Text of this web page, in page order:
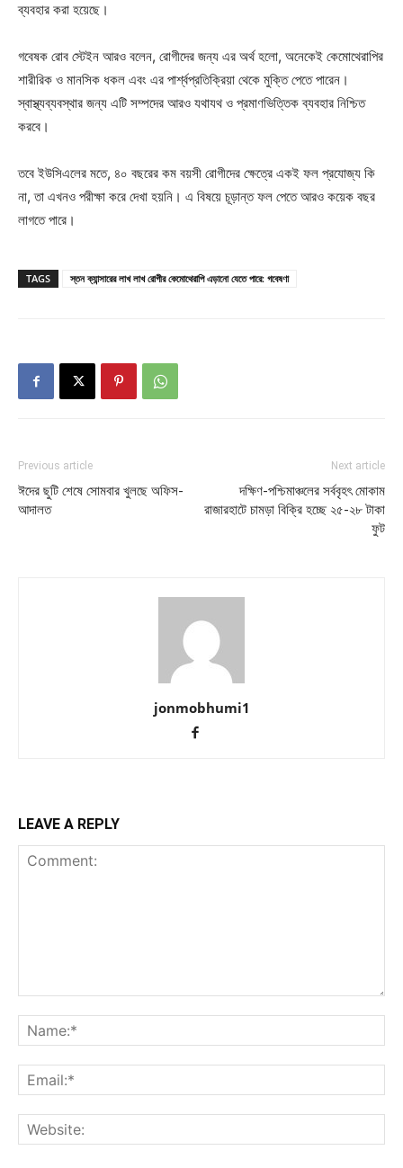
ব্যবহার করা হয়েছে।
গবেষক রোব স্টেইন আরও বলেন, রোগীদের জন্য এর অর্থ হলো, অনেকেই কেমোথেরাপির
শারীরিক ও মানসিক ধকল এবং এর পার্শ্বপ্রতিক্রিয়া থেকে মুক্তি পেতে পারেন।
স্বাস্থ্যব্যবস্থার জন্য এটি সম্পদের আরও যথাযথ ও প্রমাণভিত্তিক ব্যবহার নিশ্চিত
করবে।
তবে ইউসিএলের মতে, ৪০ বছরের কম বয়সী রোগীদের ক্ষেত্রে একই ফল প্রযোজ্য কি
না, তা এখনও পরীক্ষা করে দেখা হয়নি। এ বিষয়ে চূড়ান্ত ফল পেতে আরও কয়েক বছর
লাগতে পারে।
TAGS স্তন ক্যান্সারের লাখ লাখ রোগীর কেমোথেরাপি এড়ানো যেতে পারে: গবেষণা
Previous article
ঈদের ছুটি শেষে সোমবার খুলছে অফিস-
আদালত
Next article
দক্ষিণ-পশ্চিমাঞ্চলের সর্ববৃহৎ মোকাম
রাজারহাটে চামড়া বিক্রি হচ্ছে ২৫-২৮ টাকা
ফুট
jonmobhumi1
LEAVE A REPLY